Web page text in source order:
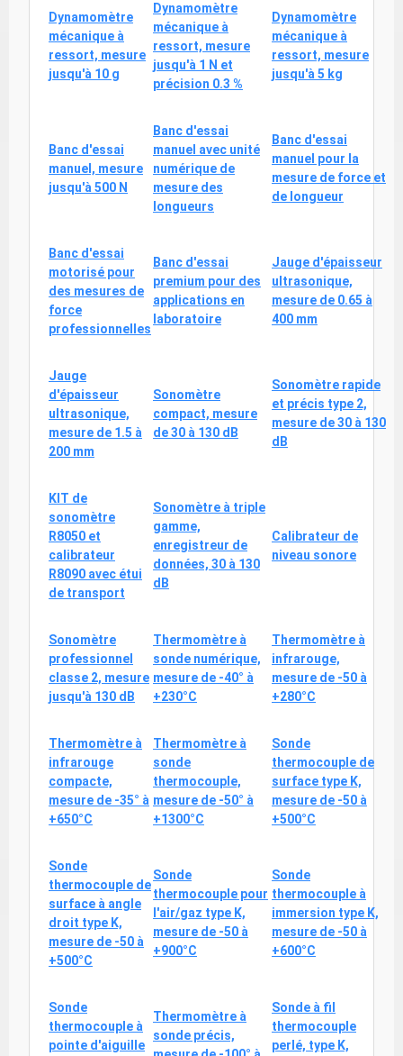
Dynamomètre
mécanique à
ressort, mesure
jusqu'à 10 g
Dynamomètre
mécanique à
ressort, mesure
jusqu'à 1 N et
précision 0.3 %
Dynamomètre
mécanique à
ressort, mesure
jusqu'à 5 kg
Banc d'essai
manuel, mesure
jusqu'à 500 N
Banc d'essai
manuel avec unité
numérique de
mesure des
longueurs
Banc d'essai
manuel pour la
mesure de force et
de longueur
Banc d'essai
motorisé pour
des mesures de
force
professionnelles
Banc d'essai
premium pour des
applications en
laboratoire
Jauge d'épaisseur
ultrasonique,
mesure de 0.65 à
400 mm
Jauge
d'épaisseur
ultrasonique,
mesure de 1.5 à
200 mm
Sonomètre
compact, mesure
de 30 à 130 dB
Sonomètre rapide
et précis type 2,
mesure de 30 à 130
dB
KIT de
sonomètre
R8050 et
calibrateur
R8090 avec étui
de transport
Sonomètre à triple
gamme,
enregistreur de
données, 30 à 130
dB
Calibrateur de
niveau sonore
Sonomètre
professionnel
classe 2, mesure
jusqu'à 130 dB
Thermomètre à
sonde numérique,
mesure de -40° à
+230°C
Thermomètre à
infrarouge,
mesure de -50 à
+280°C
Thermomètre à
infrarouge
compacte,
mesure de -35° à
+650°C
Thermomètre à
sonde
thermocouple,
mesure de -50° à
+1300°C
Sonde
thermocouple de
surface type K,
mesure de -50 à
+500°C
Sonde
thermocouple de
surface à angle
droit type K,
mesure de -50 à
+500°C
Sonde
thermocouple pour
l'air/gaz type K,
mesure de -50 à
+900°C
Sonde
thermocouple à
immersion type K,
mesure de -50 à
+600°C
Sonde
thermocouple à
pointe d'aiguille
Thermomètre à
sonde précis,
Sonde à fil
thermocouple
perlé, type K,